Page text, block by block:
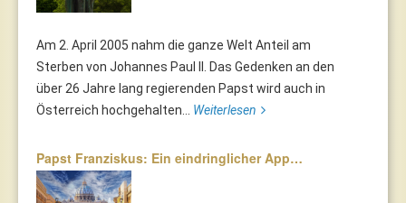
Am 2. April 2005 nahm die ganze Welt Anteil am
Sterben von Johannes Paul II. Das Gedenken an den
über 26 Jahre lang regierenden Papst wird auch in
Österreich hochgehalten... Weiterlesen
Papst Franziskus: Ein eindringlicher App…